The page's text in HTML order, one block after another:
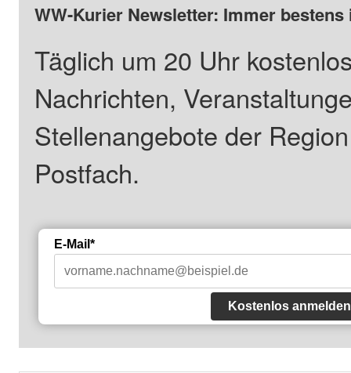
WW-Kurier Newsletter: Immer
Täglich um 20 Uhr
Nachrichten,
Stellenangebote der
Postfach.
E-Mail*
Kostenlos anmelden